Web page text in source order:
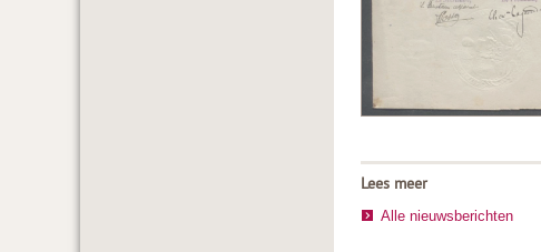
Lees meer
Alle nieuwsberichten